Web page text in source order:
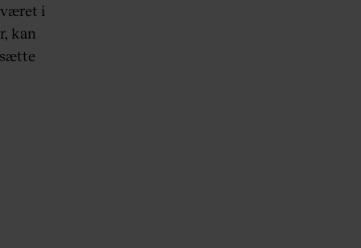
i
kan